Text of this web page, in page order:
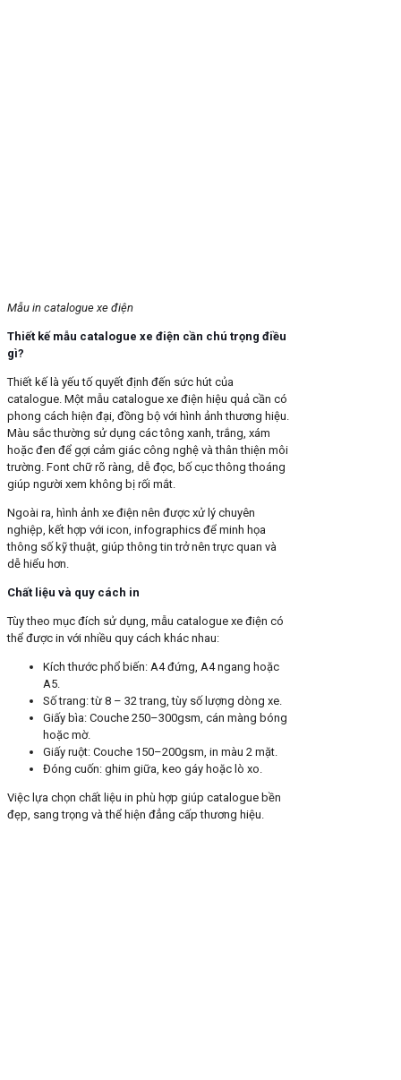
Mẫu in catalogue xe điện
Thiết kế mẫu catalogue xe điện cần chú trọng điều
gì?
Thiết kế là yếu tố quyết định đến sức hút của
catalogue. Một mẫu catalogue xe điện hiệu quả cần có
phong cách hiện đại, đồng bộ với hình ảnh thương hiệu.
Màu sắc thường sử dụng các tông xanh, trắng, xám
hoặc đen để gợi cảm giác công nghệ và thân thiện môi
trường. Font chữ rõ ràng, dễ đọc, bố cục thông thoáng
giúp người xem không bị rối mắt.
Ngoài ra, hình ảnh xe điện nên được xử lý chuyên
nghiệp, kết hợp với icon, infographics để minh họa
thông số kỹ thuật, giúp thông tin trở nên trực quan và
dễ hiểu hơn.
Chất liệu và quy cách in
Tùy theo mục đích sử dụng, mẫu catalogue xe điện có
thể được in với nhiều quy cách khác nhau:
Kích thước phổ biến: A4 đứng, A4 ngang hoặc
A5.
Số trang: từ 8 – 32 trang, tùy số lượng dòng xe.
Giấy bìa: Couche 250–300gsm, cán màng bóng
hoặc mờ.
Giấy ruột: Couche 150–200gsm, in màu 2 mặt.
Đóng cuốn: ghim giữa, keo gáy hoặc lò xo.
Việc lựa chọn chất liệu in phù hợp giúp catalogue bền
đẹp, sang trọng và thể hiện đẳng cấp thương hiệu.